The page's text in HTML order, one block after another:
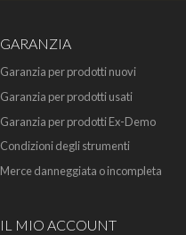
GARANZIA
Garanzia per prodotti nuovi
Garanzia per prodotti usati
Garanzia per prodotti Ex-Demo
Condizioni degli strumenti
Merce danneggiata o incompleta
IL MIO ACCOUNT